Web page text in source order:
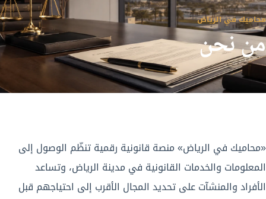
محاميك في الرياض
من نحن
«محاميك في الرياض» منصة قانونية رقمية تنظّم الوصول إلى
المعلومات والخدمات القانونية في مدينة الرياض، وتساعد
الأفراد والمنشآت على تحديد المجال الأقرب إلى احتياجهم قبل